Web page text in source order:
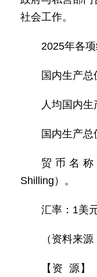
社会工作。
2025年各项
国内生产总
人均国内生
国内生产总
贸币名
Shilling）。
汇率：1美
（资料来
【资 源】